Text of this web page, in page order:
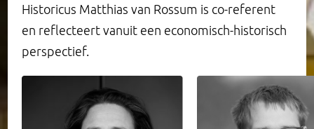
Medewerkers
Stichting de Burcht
Bestuurskamer
Collectie vakbondsmuseum
Historie en toekomst
Historicus Matthias van Rossum is co-referent
en reflecteert vanuit een economisch-historisch
perspectief.